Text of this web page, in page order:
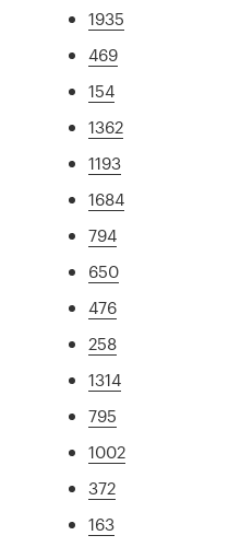
1935
469
154
1362
1193
1684
794
650
476
258
1314
795
1002
372
163